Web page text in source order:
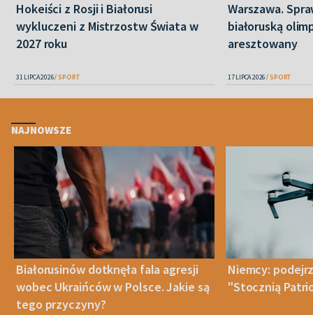
Hokeiści z Rosji i Białorusi
wykluczeni z Mistrzostw Świata w
2027 roku
31 LIPCA 2026 SPORT
Warszawa.
białoruską
aresztowany
17 LIPCA 2026 SPORT
NAJNOWSZE
Białorusinów dotknęła fala agresji
wobec Ukraińców w Polsce. Jakie są
tego przyczyny?
Niemcy:
"Stocznią